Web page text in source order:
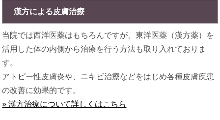
漢方による皮膚治療
当院では西洋医薬はもちろんですが、東洋医薬（漢方薬）を
活用した体の内側から治療を行う方法も取り入れておりま
す。
アトピー性皮膚炎や、ニキビ治療などをはじめ各種皮膚疾患
の改善に効果的です。
» 漢方治療について詳しくはこちら